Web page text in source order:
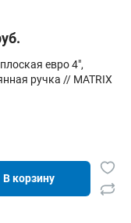
евро 4",
ручка // MATRIX
В корзину